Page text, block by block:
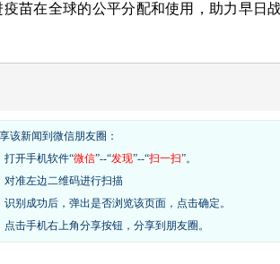
苗在全球的公平分配和使用，助力早日
该新闻到微信朋友圈：
打开手机软件“微信”--“发现”--“扫一扫”。
对准左边二维码进行扫描
识别成功后，弹出是否浏览该页面，点击确定。
点击手机右上角分享按钮，分享到朋友圈。